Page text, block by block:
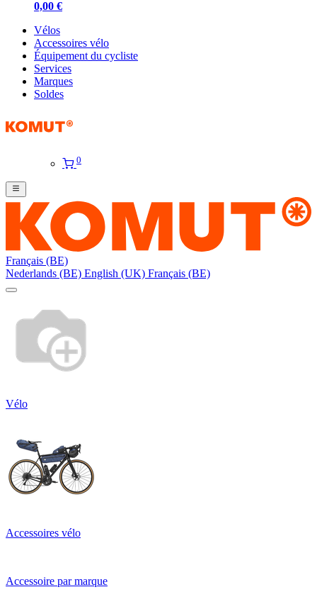
0,00 €
Vélos
Accessoires vélo
Équipement du cycliste
Services
Marques
Soldes
0
Français (BE)
Nederlands (BE) English (UK) Français (BE)
Vélo
Accessoires vélo
Accessoire par marque